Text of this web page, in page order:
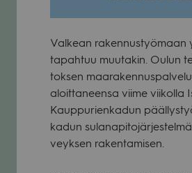
Val­kean raken­nus­työ­maan
tapah­tuu muu­ta­kin. Oulun
tok­sen
aloit­ta­neensa viime vii­kolla
Kaup­pu­rien­ka­dun
ka­dun
veyk­sen raken­ta­mi­sen.